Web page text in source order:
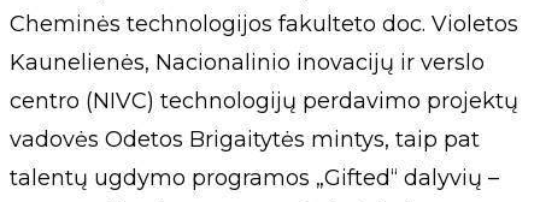
Cheminės technologijos fakulteto doc. Violetos
Kaunelienės, Nacionalinio inovacijų ir verslo
centro (NIVC) technologijų perdavimo projektų
vadovės Odetos Brigaitytės mintys, taip pat
talentų ugdymo programos „Gifted“ dalyvių –